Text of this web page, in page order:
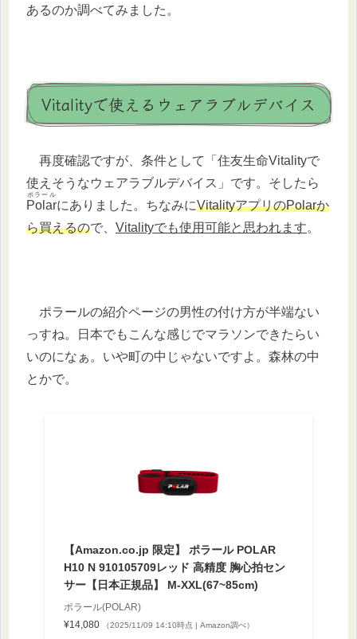
あるのか調べてみました。
Vitalityで使えるウェアラブルデバイス
再度確認ですが、条件として「住友生命Vitalityで
使えそうなウェアラブルデバイス」です。そしたら
Polar
ポラール
にありました。ちなみにVitalityアプリのPolarか
ら買えるので、 Vitalityでも使用可能と思われます。
ポラールの紹介ページの男性の付け方が半端ない
っすね。日本でもこんな感じでマラソンできたらい
いのになぁ。いや町の中じゃないですよ。森林の中
とかで。
【Amazon.co.jp 限定】 ポラール POLAR
H10 N 910105709レッド 高精度 胸心拍セン
サー【日本正規品】 M-XXL(67~85cm)
ポラール(POLAR)
¥14,080
（2025/11/09 14:10時点 | Amazon調べ）